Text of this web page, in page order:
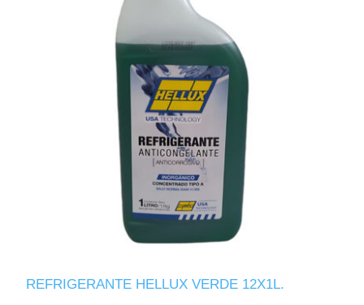
REFRIGERANTE HELLUX VERDE 12X1L.